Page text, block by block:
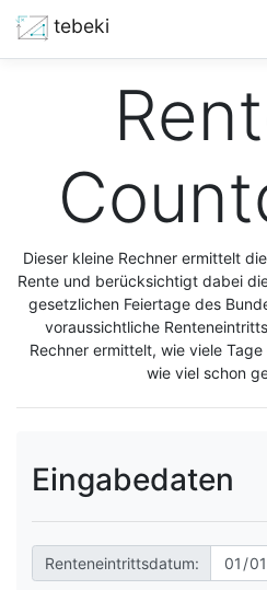
tebeki
Dieser kleine Rechner ermittelt
Rente und berücksichtigt dabei
gesetzlichen Feiertage des
voraussichtliche
Rechner ermittelt, wie viele
wie viel schon
Eingabedaten
Renteneintrittsdatum: